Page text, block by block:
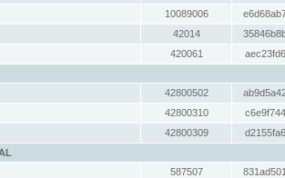
10089006
42014
420061
42800502
42800310
42800309
587507